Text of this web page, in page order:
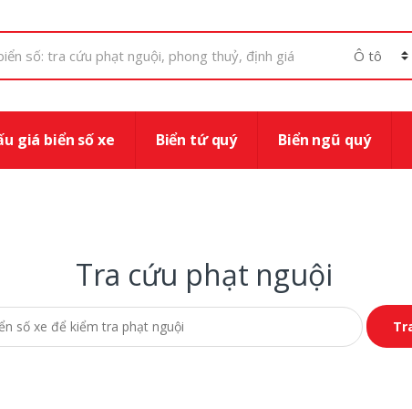
giá biển số xe Biển tứ quý Biển ngũ quý
Tra cứu phạt nguội
nguội